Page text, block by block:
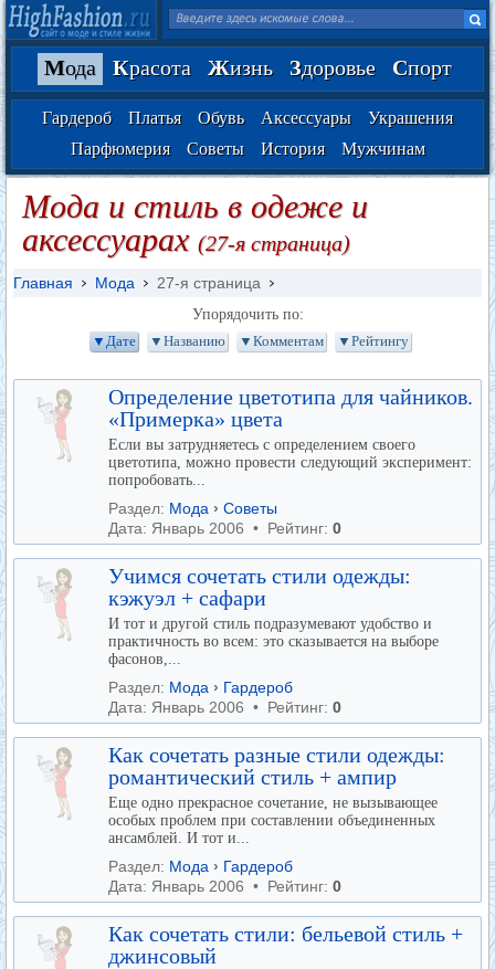
Мода Красота Жизнь Здоровье Спорт
Гардероб Платья Обувь Аксессуары
Украшения
Парфюмерия
Советы История Мужчинам
Мода и стиль в одеже и
аксессуарах (27-я страница)
Главная Мода 27-я страница
Упорядочить по:
▼Дате
▼Названию ▼Комментам ▼Рейтингу
Определение цветотипа для чайников.
«Примерка» цвета
Если вы затрудняетесь с определением своего
цветотипа, можно провести следующий эксперимент:
попробовать...
Раздел: Мода › Советы
Дата: Январь 2006 • Рейтинг: 0
Учимся сочетать стили одежды:
кэжуэл + сафари
И тот и другой стиль подразумевают удобство и
практичность во всем: это сказывается на выборе
фасонов,...
Раздел: Мода › Гардероб
Дата: Январь 2006 • Рейтинг: 0
Как сочетать разные стили одежды:
романтический стиль + ампир
Еще одно прекрасное сочетание, не вызывающее
особых проблем при составлении объединенных
ансамблей. И тот и...
Раздел: Мода › Гардероб
Дата: Январь 2006 • Рейтинг: 0
Как сочетать стили: бельевой стиль +
джинсовый